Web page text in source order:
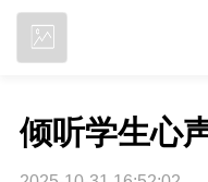
倾听学生心